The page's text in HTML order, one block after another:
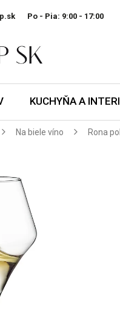
Po - Pia:
KUCHYŇA A
Na biele víno Rona